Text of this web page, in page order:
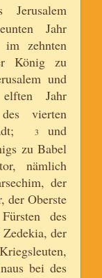
Jahr
zehnten
König zu
und
Jahr
vierten
3
und
zu Babel
nämlich
der
der Oberste
des
der
bei des